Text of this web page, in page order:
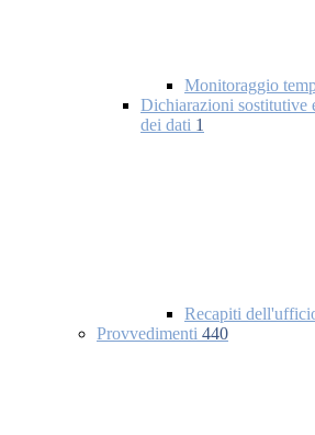
Monitoraggio
Dichiarazioni sostitutive
dei dati 1
Recapiti
Provvedimenti 440